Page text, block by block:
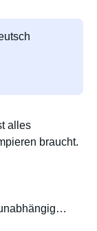
alles
braucht.